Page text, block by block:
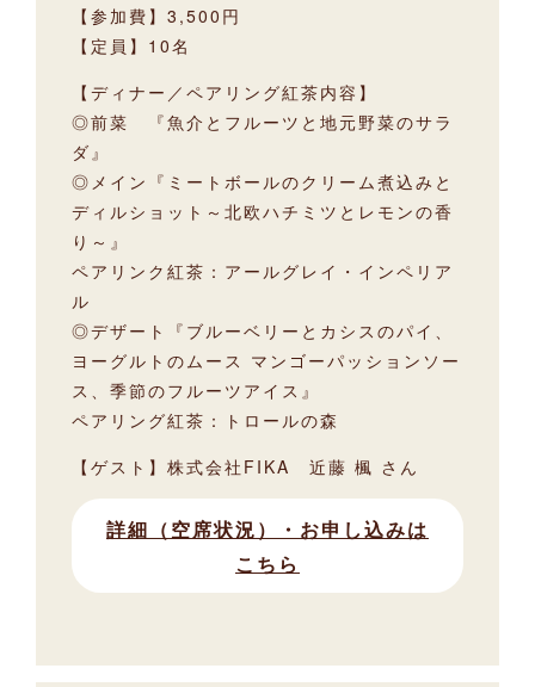
【参加費】3,500円
【定員】10名
【ディナー／ペアリング紅茶内容】
◎前菜 『魚介とフルーツと地元野菜のサラ
ダ』
◎メイン『ミートボールのクリーム煮込みと
ディルショット～北欧ハチミツとレモンの香
り～』
ペアリンク紅茶：アールグレイ・インペリア
ル
◎デザート『ブルーベリーとカシスのパイ、
ヨーグルトのムース マンゴーパッションソー
ス、季節のフルーツアイス』
ペアリング紅茶：トロールの森
【ゲスト】株式会社FIKA 近藤 楓 さん
詳細（空席状況）・お申し込みは
こちら